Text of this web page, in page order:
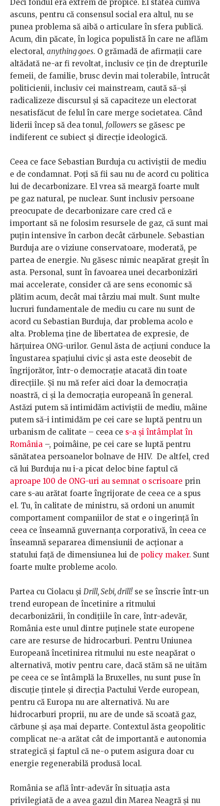
Deci fondul era extrem de propice. El stătea cumva
ascuns, pentru că consensul social era altul, nu se
punea problema să aibă o articulare în sfera publică.
Acum, din păcate, în logica populistă în care ne aflăm
electoral, anything goes. O grămadă de afirmații care
altădată ne-ar fi revoltat, inclusiv ce țin de drepturile
femeii, de familie, brusc devin mai tolerabile, întrucât
politicienii, inclusiv cei mainstream, caută să-și
radicalizeze discursul și să capaciteze un electorat
nesatisfăcut de felul în care merge societatea. Când
liderii încep să dea tonul, followers se găsesc pe
indiferent ce subiect și direcție ideologică.
Ceea ce face Sebastian Burduja cu activiștii de mediu
e de condamnat. Poți să fii sau nu de acord cu politica
lui de decarbonizare. El vrea să meargă foarte mult
pe gaz natural, pe nuclear. Sunt inclusiv persoane
preocupate de decarbonizare care cred că e
important să ne folosim resursele de gaz, că sunt mai
puțin intensive în carbon decât cărbunele. Sebastian
Burduja are o viziune conservatoare, moderată, pe
partea de energie. Nu găsesc nimic neapărat greșit în
asta. Personal, sunt în favoarea unei decarbonizări
mai accelerate, consider că are sens economic să
plătim acum, decât mai târziu mai mult. Sunt multe
lucruri fundamentale de mediu cu care nu sunt de
acord cu Sebastian Burduja, dar problema acolo e
alta. Problema ține de libertatea de expresie, de
hărțuirea ONG-urilor. Genul ăsta de acțiuni conduce la
îngustarea spațiului civic și asta este deosebit de
îngrijorător, într-o democrație atacată din toate
direcțiile. Și nu mă refer aici doar la democrația
noastră, ci și la democrația europeană în general.
Astăzi putem să intimidăm activiștii de mediu, mâine
putem să-i intimidăm pe cei care se luptă pentru un
urbanism de calitate – ceea ce s-a și întâmplat în
România –, poimâine, pe cei care se luptă pentru
sănătatea persoanelor bolnave de HIV. De altfel, cred
că lui Burduja nu i-a picat deloc bine faptul că
aproape 100 de ONG-uri au semnat o scrisoare prin
care s-au arătat foarte îngrijorate de ceea ce a spus
el. Tu, în calitate de ministru, să ordoni un anumit
comportament companiilor de stat e o ingerință în
ceea ce înseamnă guvernanța corporativă, în ceea ce
înseamnă separarea dimensiunii de acționar a
statului față de dimensiunea lui de policy maker. Sunt
foarte multe probleme acolo.
Partea cu Ciolacu și Drill, Sebi, drill! se se înscrie într-un
trend european de încetinire a ritmului
decarbonizării, în condițiile în care, într-adevăr,
România este unul dintre puținele state europene
care are resurse de hidrocarburi. Pentru Uniunea
Europeană încetinirea ritmului nu este neapărat o
alternativă, motiv pentru care, dacă stăm să ne uităm
pe ceea ce se întâmplă la Bruxelles, nu sunt puse în
discuție țintele și direcția Pactului Verde european,
pentru că Europa nu are alternativă. Nu are
hidrocarburi proprii, nu are de unde să scoată gaz,
cărbune și așa mai departe. Contextul ăsta geopolitic
complicat ne-a arătat cât de importantă e autonomia
strategică și faptul că ne-o putem asigura doar cu
energie regenerabilă produsă local.
România se află într-adevăr în situația asta
privilegiată de a avea gazul din Marea Neagră și nu